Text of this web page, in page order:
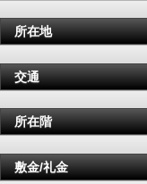
所在地
交通
所在階
敷金/礼金